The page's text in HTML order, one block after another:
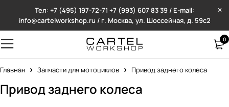
Тел: +7 (495) 197-72-71 +7 (993) 607 83 39 / E-mail:
info@cartelworkshop.ru / г. Москва, ул. Шоссейная, д. 59с2
0
Главная Запчасти для мотоциклов Привод заднего колеса
Привод заднего колеса